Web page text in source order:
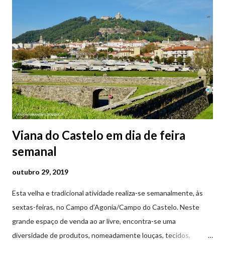
2ª a 5ª feira a partir das 20:00 (DIAS ÚTEIS)
Viana do Castelo em dia de feira
semanal
outubro 29, 2019
Esta velha e tradicional atividade realiza-se semanalmente, às
sextas-feiras, no Campo d’Agonia/Campo do Castelo. Neste
grande espaço de venda ao ar livre, encontra-se uma
diversidade de produtos, nomeadamente louças, tecidos,